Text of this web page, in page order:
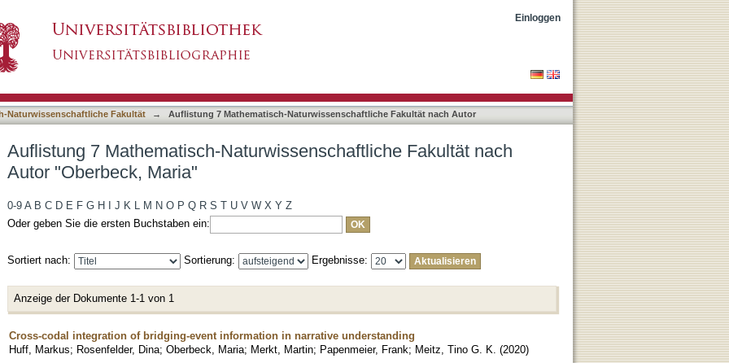
Einloggen
Naturwissenschaftliche Fakultät → Auflistung 7 Mathematisch-Naturwissenschaftliche Fakultät nach Autor
Auflistung 7 Mathematisch-Naturwissenschaftliche Fakultät nach
Autor "Oberbeck, Maria"
0-9 A B C D E F G H J K L M N O P Q R S T U V W X Y Z
Oder geben Sie die ersten Buchstaben ein:
Sortiert nach: Sortierung: Ergebnisse:
Anzeige der Dokumente 1-1 von 1
Cross-codal integration of bridging-event information in narrative understanding
Huff, Markus; Rosenfelder, Dina; Oberbeck, Maria; Merkt, Martin; Papenmeier, Frank; Meitz, Tino G. K. (2020)